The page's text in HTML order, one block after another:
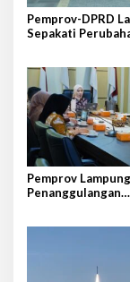
Pemprov-DPRD
Sepakati
Pemprov
Penanggulangan